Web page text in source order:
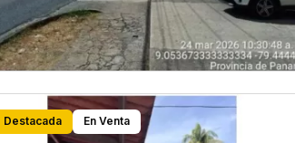
Destacada En Venta